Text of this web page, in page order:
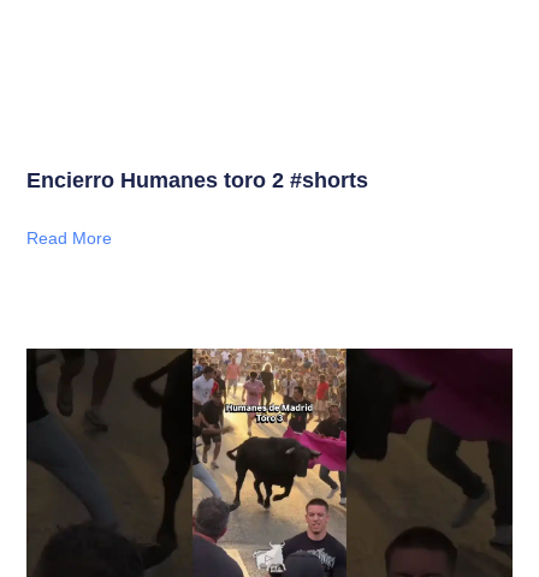
Encierro Humanes toro 2 #shorts
Read More